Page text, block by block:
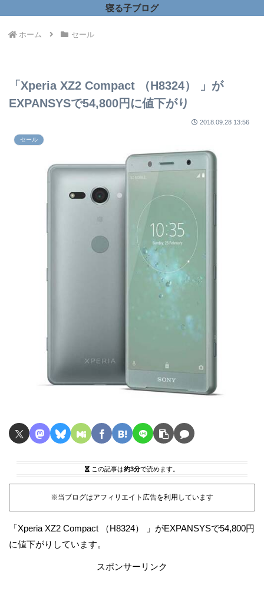
寝る子ブログ
ホーム セール
「Xperia XZ2 Compact （H8324） 」が
EXPANSYSで54,800円に値下がり
2018.09.28 13:56
セール
この記事は約3分で読めます。
※当ブログはアフィリエイト広告を利用しています
「Xperia XZ2 Compact （H8324） 」がEXPANSYSで54,800円
に値下がりしています。
スポンサーリンク